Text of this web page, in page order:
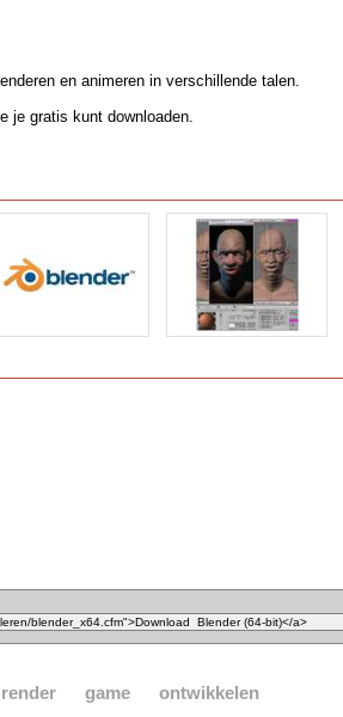
en animeren in verschillende talen.
je gratis kunt downloaden.
render game ontwikkelen